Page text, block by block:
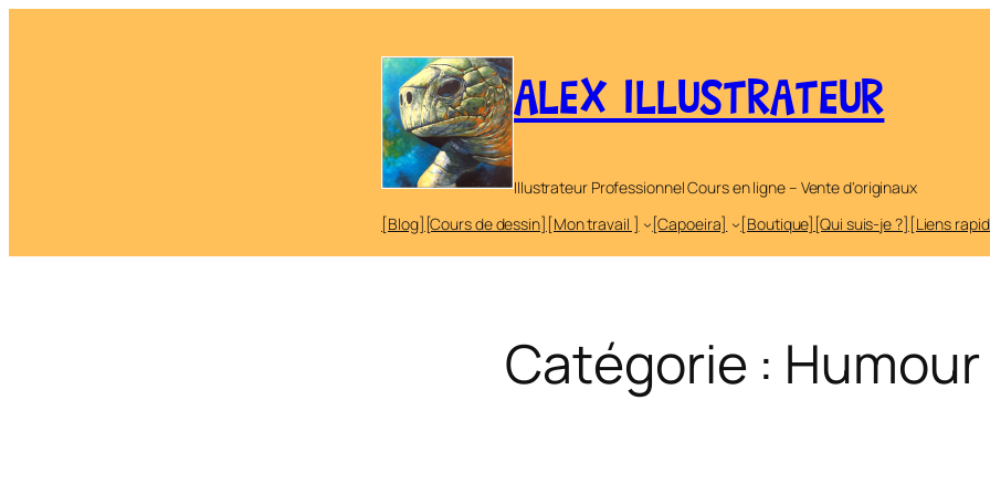
ALEX ILLUSTRATEUR
Illustrateur Professionnel Cours en ligne – Vente d'originaux
[Blog] [Cours de dessin] [Mon travail ] [Capoeira] [Boutique] [Qui suis-je ?] [Liens
Catégorie : Humour